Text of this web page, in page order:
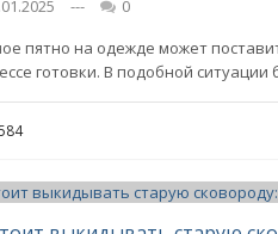
---
0
пятно на одежде может
готовки. В подобной